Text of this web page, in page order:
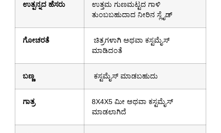
ಉತ್ಪನ್ನದ ಹೆಸರು
ಉತ್ತಮ ಗುಣಮಟ್ಟದ ಗಾಳಿ
ತುಂಬಬಹುದಾದ ನೀರಿನ ಸ್ಲೈಡ್
ಗೋಚರತೆ
ಚಿತ್ರಗಳಾಗಿ ಅಥವಾ ಕಸ್ಟಮೈಸ್
ಮಾಡಿದಂತೆ
ಬಣ್ಣ ಕಸ್ಟಮೈಸ್ ಮಾಡಬಹುದು
ಗಾತ್ರ
8X4X5 ಮೀ ಅಥವಾ ಕಸ್ಟಮೈಸ್
ಮಾಡಲಾಗಿದೆ